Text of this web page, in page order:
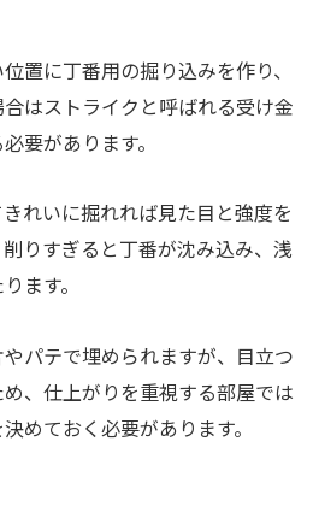
置に丁番用の掘り込みを作り、
はストライクと呼ばれる受け金
要があります。
れいに掘れれば見た目と強度を
りすぎると丁番が沈み込み、浅
ます。
パテで埋められますが、目立つ
、仕上がりを重視する部屋では
めておく必要があります。